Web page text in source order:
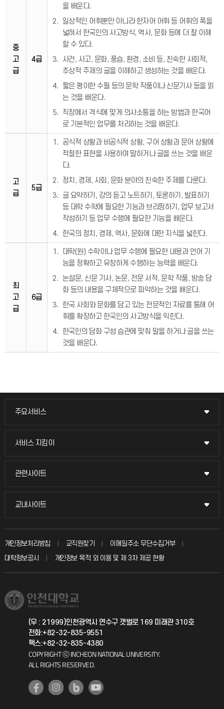
중
고
급
4급
을 배운다.
일상적인 어휘뿐만 아니라 한자어 어휘 등 어휘의 폭을
넓혀서 한국인의 사고방식, 역사, 문화 등에 더 잘 이해
할 수 있다.
사건, 사고, 문화, 풍습, 환경, 소비 등, 친숙한 사회적,
추상적 주제의 글을 이해하고 생성하는 것을 배운다.
짧은 평이한 수필 등의 문학 작품이나 신문기사 등을 읽
는 것을 배운다.
직장에서 격식에 맞게 의사소통을 하는 방법과 한국어
로 기본적인 업무를 처리하는 것을 배운다.
고
급
5급
공식적 상황과 비공식적 상황, 구어 상황과 문어 상황에
적절한 표현을 사용하여 말하거나 글을 쓰는 것을 배운
다.
정치, 경제, 사회, 문화 분야의 친숙한 주제를 다룬다.
글 요약하기, 강의 듣고 노트하기, 토론하기, 발표하기
등 대학 수학에 필요한 기능과 브리핑하기, 업무 보고서
작성하기 등 업무 수행에 필요한 기능을 배운다.
한국의 정치, 경제, 역사, 문화에 대한 지식을 넓힌다.
최
고
급
6급
대학(원) 수학이나 업무 수행에 필요한 내용과 언어 기
능을 정확하고 유창하게 수행하는 능력을 배운다.
논설문, 신문 기사, 논문, 전문 서적, 문학 작품, 방송 담
화 등의 내용을 구체적으로 파악하는 것을 배운다.
한국 사회와 문화를 담고 있는 전문적인 자료를 통해 어
휘를 확장하고 한국인의 사고방식을 익힌다.
한국인의 담화 구성 습관에 맞춰 말을 하거나 글을 쓰는
것을 배운다.
주요서비스
주요서비스
교무회의방송
입학안내
취업정보(학생)
서비스 지킴이
서비스 지킴이
묻고 답하기
칭찬마당
학생서비스 지킴이
관련사이트
관련사이트
국방헬프콜
총동문회
교내사이트
교내사이트
교수회
교육혁신본부
국제지원과
공자아카데미
기초교육원
공학교육혁신센터
개인정보처리방침 교직원찾기
이메일주소 무단수집거부
대학정보공시
개인정보 목적 외 이용 및 제 3차 제공 현황
(우 : 21999)인천광역시 연수구 갯벌로 169 미래관 310호
전화:+82-32-835-9551
팩스:+82-32-835-4380
COPYRIGHT ⓒ INCHEON NATIONAL UNIVERSITY.
ALL RIGHTS RESERVED.